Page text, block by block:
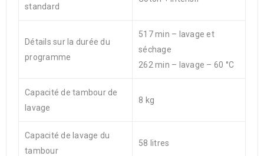
standard
Détails sur la durée du
programme
517 min – lavage et
séchage
262 min – lavage – 60 °C
Capacité de tambour de
lavage
8 kg
Capacité de lavage du
tambour
58 litres